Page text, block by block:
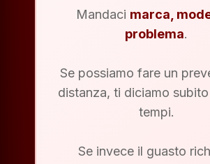
Mandaci marca,
problema.
Se possiamo fare un
distanza, ti diciamo
tempi.
Se invece il guasto